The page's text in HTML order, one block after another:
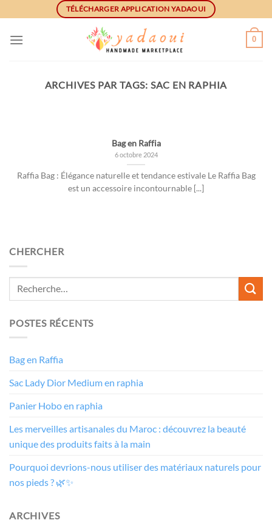
to
content
TÉLÉCHARGER APPLICATION YADAOUI
0
ARCHIVES PAR TAGS: SAC EN RAPHIA
produits dans ma boutique?
23 mai 2020
Votre boutique est prête et maintenant, il faut y
ajouter des produits voici comment faire: [...]
Bag en Raffia
6 octobre 2024
Raffia Bag : Élégance naturelle et tendance estivale Le Raffia Bag
est un accessoire incontournable [...]
CHERCHER
POSTES RÉCENTS
Bag en Raffia
Sac Lady Dior Medium en raphia
Panier Hobo en raphia
Les merveilles artisanales du Maroc : découvrez la beauté
unique des produits faits à la main
Pourquoi devrions-nous utiliser des matériaux naturels pour
nos pieds ? 🌿✨
ARCHIVES